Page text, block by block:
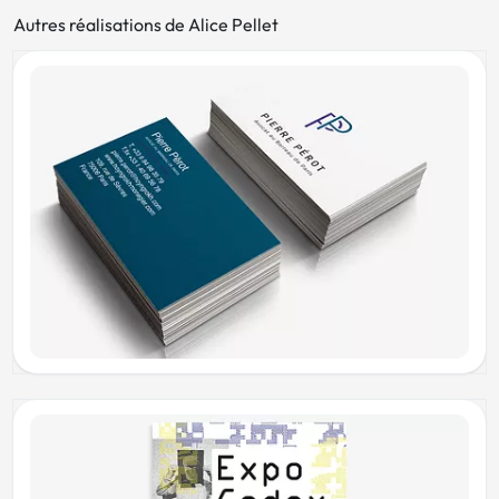
Autres réalisations de Alice Pellet